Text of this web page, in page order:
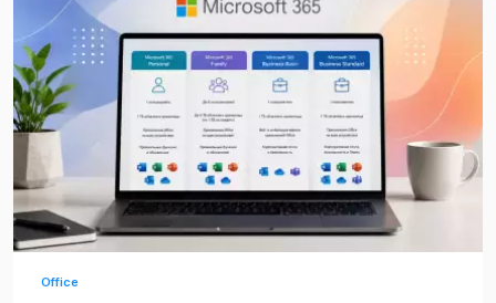
Office